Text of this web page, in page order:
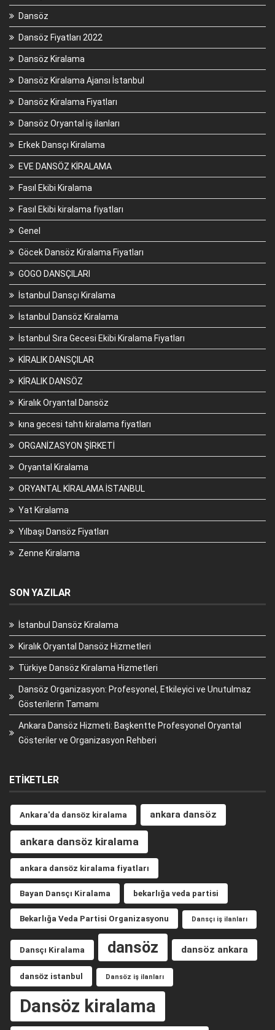
Dansöz
Dansöz Fiyatları 2022
Dansöz Kiralama
Dansöz Kiralama Ajansı İstanbul
Dansöz Kiralama Fiyatları
Dansöz Oryantal iş ilanları
Erkek Dansçı Kiralama
EVE DANSÖZ KİRALAMA
Fasıl Ekibi Kiralama
Fasıl Ekibi kiralama fiyatları
Genel
Göcek Dansöz Kiralama Fiyatları
GOGO DANSÇILARI
İstanbul Dansçı Kiralama
İstanbul Dansöz Kiralama
İstanbul Sıra Gecesi Ekibi Kiralama Fiyatları
KİRALIK DANSÇILAR
KİRALIK DANSÖZ
Kiralık Oryantal Dansöz
kına gecesi tahtı kiralama fiyatları
ORGANİZASYON ŞİRKETİ
Oryantal Kiralama
ORYANTAL KİRALAMA İSTANBUL
Yat Kiralama
Yılbaşı Dansöz Fiyatları
Zenne Kiralama
SON YAZILAR
İstanbul Dansöz Kiralama
Kiralık Oryantal Dansöz Hizmetleri
Türkiye Dansöz Kiralama Hizmetleri
Dansöz Organizasyon: Profesyonel, Etkileyici ve Unutulmaz
Gösterilerin Tamamı
Ankara Dansöz Hizmeti: Başkentte Profesyonel Oryantal
Gösteriler ve Organizasyon Rehberi
ETIKETLER
Ankara'da dansöz kiralama ankara dansöz
ankara dansöz kiralama
ankara dansöz kiralama fiyatları
Bayan Dansçı Kiralama bekarlığa veda partisi
Bekarlığa Veda Partisi Organizasyonu Dansçı iş ilanları
Dansçı Kiralama dansöz dansöz ankara
dansöz istanbul Dansöz iş ilanları
Dansöz kiralama